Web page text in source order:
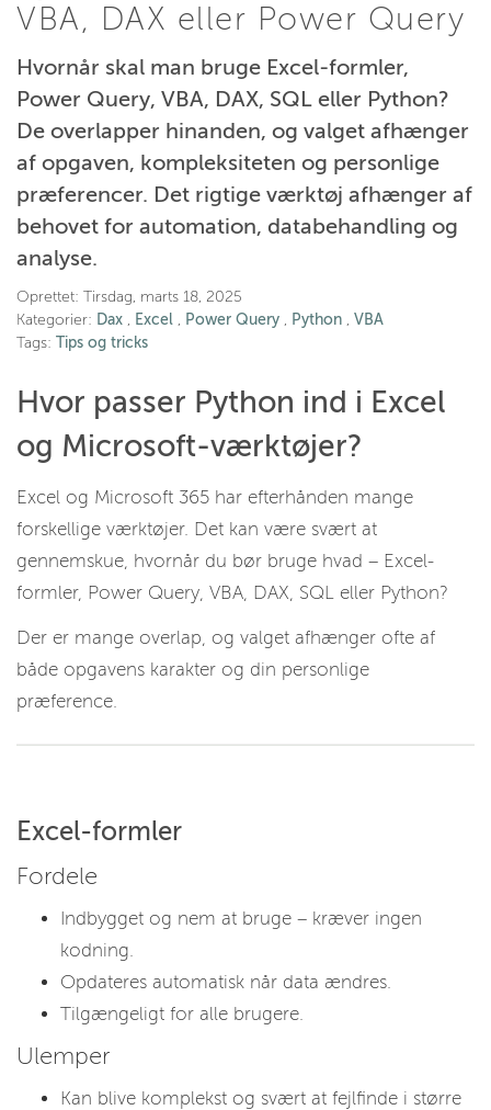
VBA, DAX eller Power Query
Hvornår skal man bruge Excel-formler,
Power Query, VBA, DAX, SQL eller Python?
De overlapper hinanden, og valget afhænger
af opgaven, kompleksiteten og personlige
præferencer. Det rigtige værktøj afhænger af
behovet for automation, databehandling og
analyse.
Oprettet: Tirsdag, marts 18, 2025
Kategorier: Dax , Excel , Power Query , Python , VBA
Tags: Tips og tricks
Hvor passer Python ind i Excel
og Microsoft-værktøjer?
Excel og Microsoft 365 har efterhånden mange
forskellige værktøjer. Det kan være svært at
gennemskue, hvornår du bør bruge hvad – Excel-
formler, Power Query, VBA, DAX, SQL eller Python?
Der er mange overlap, og valget afhænger ofte af
både opgavens karakter og din personlige
præference.
Excel-formler
Fordele
Indbygget og nem at bruge – kræver ingen
kodning.
Opdateres automatisk når data ændres.
Tilgængeligt for alle brugere.
Ulemper
Kan blive komplekst og svært at fejlfinde i større